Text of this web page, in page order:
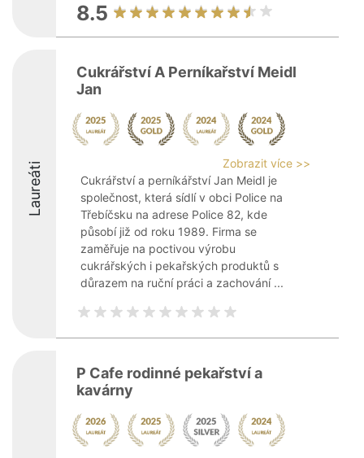
8.5
Laureáti
Cukrářství A Perníkařství Meidl
Jan
Zobrazit více >>
Cukrářství a perníkářství Jan Meidl je
společnost, která sídlí v obci Police na
Třebíčsku na adrese Police 82, kde
působí již od roku 1989. Firma se
zaměřuje na poctivou výrobu
cukrářských i pekařských produktů s
důrazem na ruční práci a zachování ...
P Cafe rodinné pekařství a
kavárny